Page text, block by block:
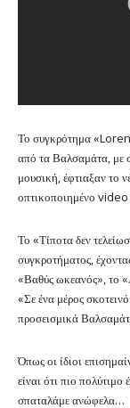
Το συγκρότημα
από τα Βαλσαμάτα, με
μουσική, έφτιαξαν το
οπτικοποιημένο video
Το «Τίποτα δεν
συγκροτήματος,
«Βαθύς ωκεανός», το
«Σε ένα μέρος
προσεισμικά
Όπως οι ίδιοι
είναι ότι πιο
σπαταλάμε ανώφελα…